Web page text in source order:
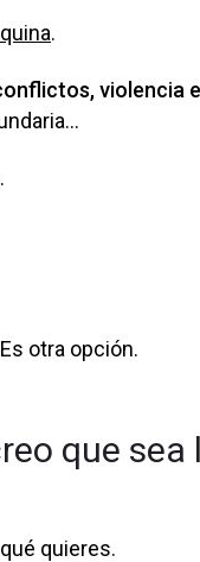
.
violencia
.
otra opción.
que sea
quieres.